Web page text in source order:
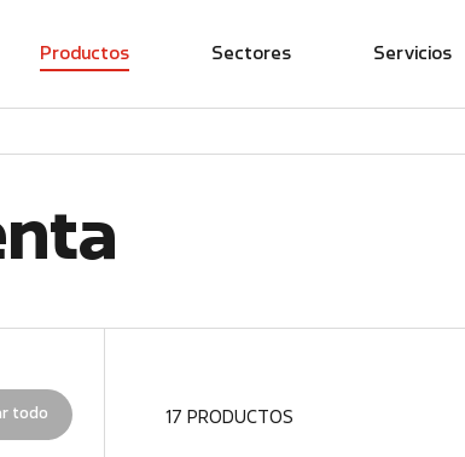
Productos Sectores Servicios
todo 17 PRODUCTOS